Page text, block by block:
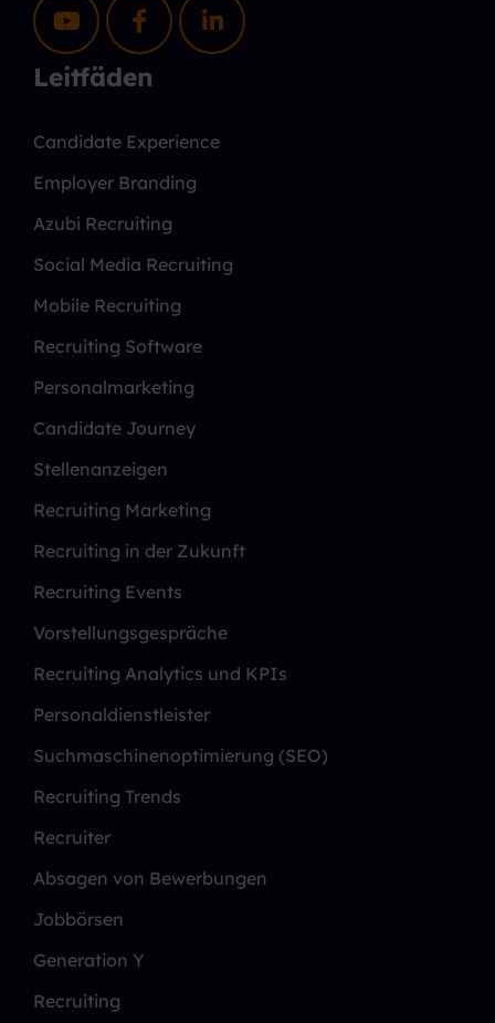
Leitfäden
Candidate Experience
Employer Branding
Azubi Recruiting
Social Media Recruiting
Mobile Recruiting
Recruiting Software
Personalmarketing
Candidate Journey
Stellenanzeigen
Recruiting Marketing
Recruiting in der Zukunft
Recruiting Events
Vorstellungsgespräche
Recruiting Analytics und KPIs
Personaldienstleister
Suchmaschinenoptimierung (SEO)
Recruiting Trends
Recruiter
Absagen von Bewerbungen
Jobbörsen
Generation Y
Recruiting